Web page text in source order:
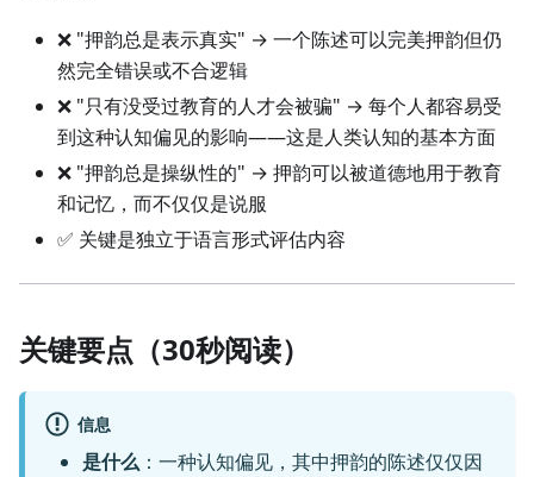
❌ "押韵总是表示真实" → 一个陈述可以完美押韵但仍
然完全错误或不合逻辑
❌ "只有没受过教育的人才会被骗" → 每个人都容易受
到这种认知偏见的影响——这是人类认知的基本方面
❌ "押韵总是操纵性的" → 押韵可以被道德地用于教育
和记忆，而不仅仅是说服
✅ 关键是独立于语言形式评估内容
关键要点（30秒阅读）
信息
是什么 ：一种认知偏见，其中押韵的陈述仅仅因